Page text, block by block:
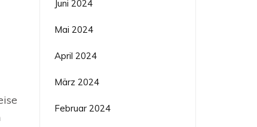
Juni 2024
Mai 2024
April 2024
März 2024
Februar 2024